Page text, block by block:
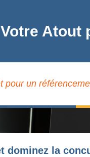
Atout
pour un
dominez la